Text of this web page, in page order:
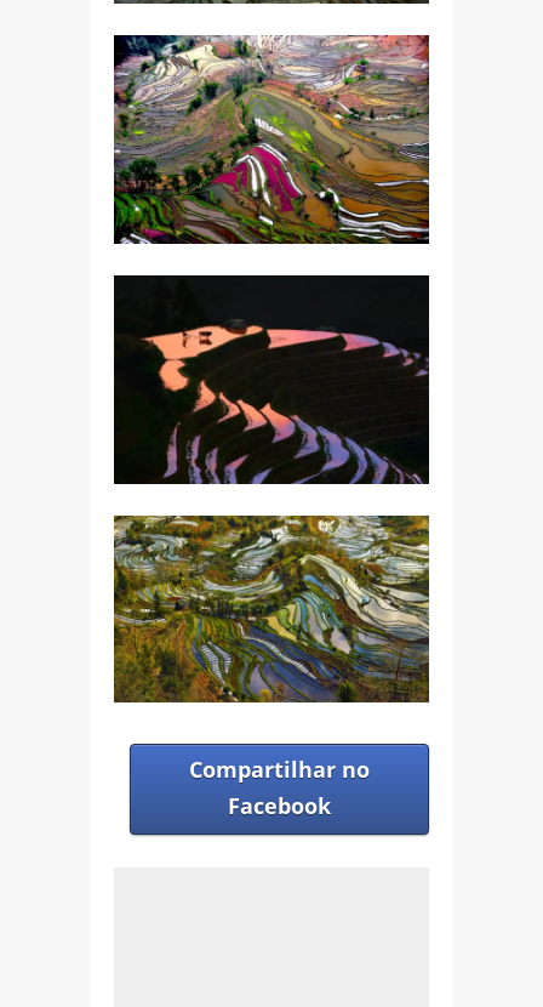
Compartilhar no
Facebook